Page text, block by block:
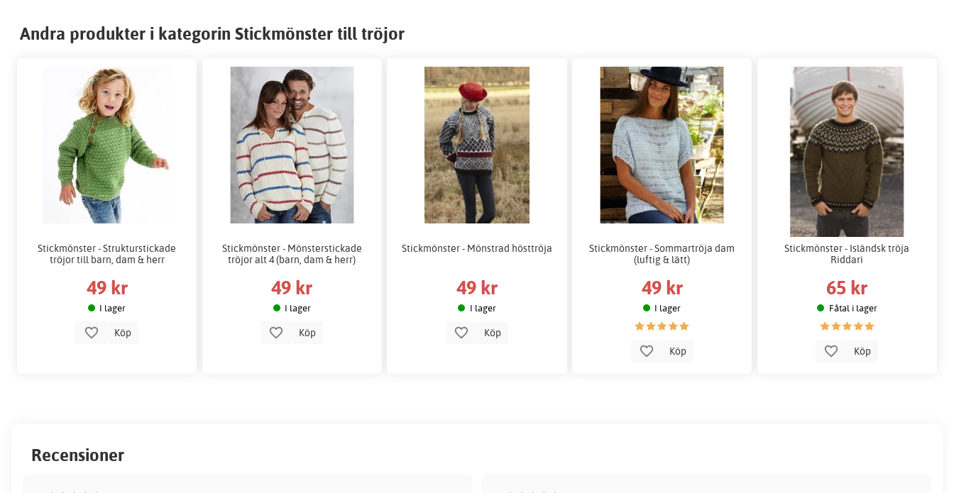
Andra produkter i kategorin Stickmönster till tröjor
Stickmönster - Strukturstickade
tröjor till barn, dam & herr
49 kr
I lager
Köp
Stickmönster - Mönsterstickade
tröjor alt 4 (barn, dam & herr)
49 kr
I lager
Köp
Stickmönster - Mönstrad hösttröja
49 kr
I lager
Köp
Stickmönster - Sommartröja dam
(luftig & lätt)
49 kr
I lager
Köp
Stickmönster - Isländsk tröja
Riddari
65 kr
Fåtal i lager
Köp
Recensioner